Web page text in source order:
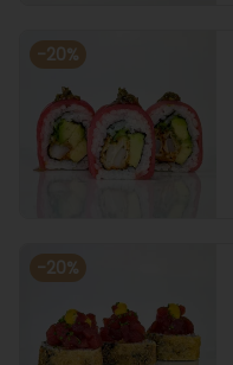
-20%
-20%